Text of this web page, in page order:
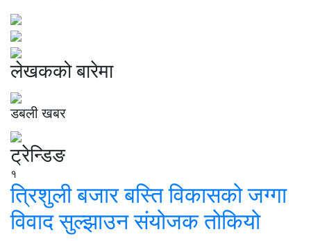
लेखकको बारेमा
डबली खबर
ट्रेन्डिङ
१
त्रिशुली बजार बस्ति विकासको जग्गा
विवाद सुल्झाउन संयोजक तोकियो